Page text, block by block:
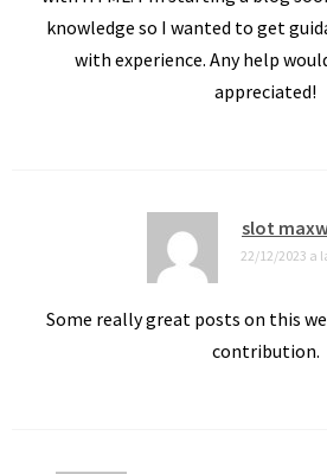
knowledge so I wanted to get
with experience. Any help
appreciated!
slot
22/12/2023 a
Some really great posts on this
contribution.